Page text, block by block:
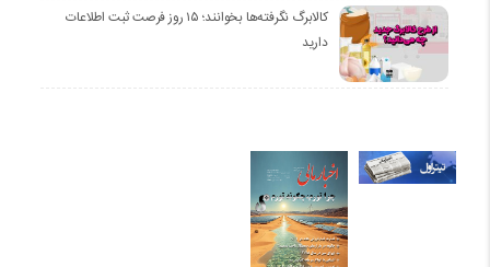
کالابرگ نگرفته‌ها بخوانند؛ ۱۵ روز فرصت ثبت اطلاعات
دارید